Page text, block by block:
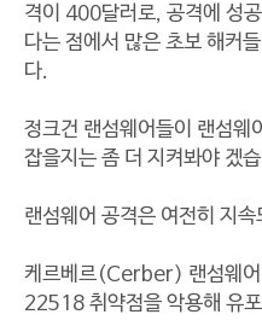
격이 400달러로, 공격에 성
다는 점에서 많은 초보 해커
다.
정크건 랜섬웨어들이 랜섬웨
잡을지는 좀 더 지켜봐야 겠
랜섬웨어 공격은 여전히 지속
케르베르(Cerber) 랜섬웨
22518 취약점을 악용해 유